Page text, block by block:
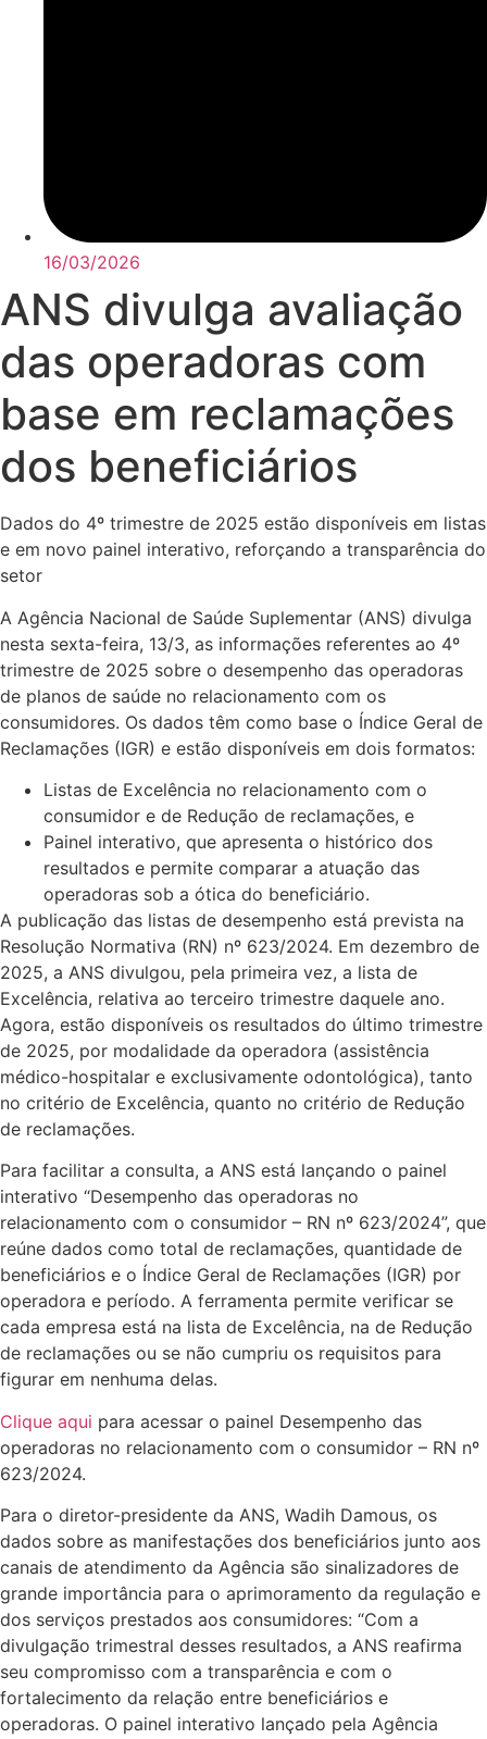
16/03/2026
ANS divulga avaliação
das operadoras com
base em reclamações
dos beneficiários
Dados do 4º trimestre de 2025 estão disponíveis em listas
e em novo painel interativo, reforçando a transparência do
setor
A Agência Nacional de Saúde Suplementar (ANS) divulga
nesta sexta-feira, 13/3, as informações referentes ao 4º
trimestre de 2025 sobre o desempenho das operadoras
de planos de saúde no relacionamento com os
consumidores. Os dados têm como base o Índice Geral de
Reclamações (IGR) e estão disponíveis em dois formatos:
Listas de Excelência no relacionamento com o
consumidor e de Redução de reclamações, e
Painel interativo, que apresenta o histórico dos
resultados e permite comparar a atuação das
operadoras sob a ótica do beneficiário.
A publicação das listas de desempenho está prevista na
Resolução Normativa (RN) nº 623/2024. Em dezembro de
2025, a ANS divulgou, pela primeira vez, a lista de
Excelência, relativa ao terceiro trimestre daquele ano.
Agora, estão disponíveis os resultados do último trimestre
de 2025, por modalidade da operadora (assistência
médico-hospitalar e exclusivamente odontológica), tanto
no critério de Excelência, quanto no critério de Redução
de reclamações.
Para facilitar a consulta, a ANS está lançando o painel
interativo “Desempenho das operadoras no
relacionamento com o consumidor – RN nº 623/2024”, que
reúne dados como total de reclamações, quantidade de
beneficiários e o Índice Geral de Reclamações (IGR) por
operadora e período. A ferramenta permite verificar se
cada empresa está na lista de Excelência, na de Redução
de reclamações ou se não cumpriu os requisitos para
figurar em nenhuma delas.
Clique aqui para acessar o painel Desempenho das
operadoras no relacionamento com o consumidor – RN nº
623/2024.
Para o diretor-presidente da ANS, Wadih Damous, os
dados sobre as manifestações dos beneficiários junto aos
canais de atendimento da Agência são sinalizadores de
grande importância para o aprimoramento da regulação e
dos serviços prestados aos consumidores: “Com a
divulgação trimestral desses resultados, a ANS reafirma
seu compromisso com a transparência e com o
fortalecimento da relação entre beneficiários e
operadoras. O painel interativo lançado pela Agência